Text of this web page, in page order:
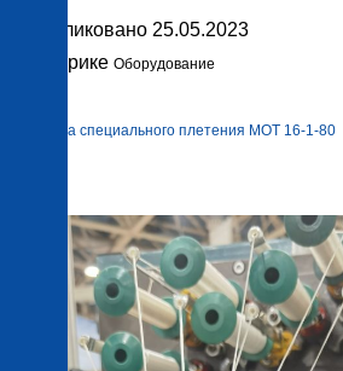
Опубликовано 25.05.2023
В рубрике Оборудование
Машина специального плетения MOT 16-1-80